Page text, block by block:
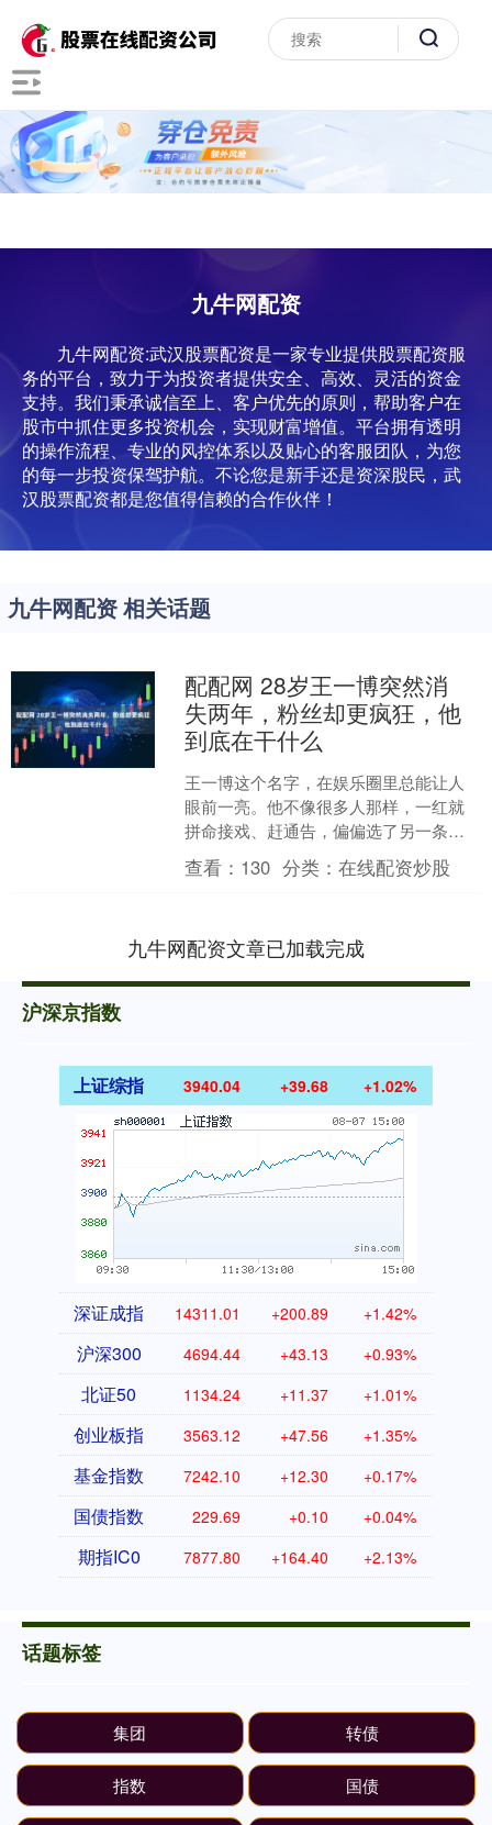
九牛网配资
九牛网配资:武汉股票配资是一家专业提供股票配资服
务的平台，致力于为投资者提供安全、高效、灵活的资金
支持。我们秉承诚信至上、客户优先的原则，帮助客户在
股市中抓住更多投资机会，实现财富增值。平台拥有透明
的操作流程、专业的风控体系以及贴心的客服团队，为您
的每一步投资保驾护航。不论您是新手还是资深股民，武
汉股票配资都是您值得信赖的合作伙伴！
九牛网配资 相关话题
配配网 28岁王一博突然消
失两年，粉丝却更疯狂，他
到底在干什么
王一博这个名字，在娱乐圈里总能让人
眼前一亮。他不像很多人那样，一红就
拼命接戏、赶通告，偏偏选了另一条
路，跑到野外去挑战自己。别人忙着在
镜头前露脸，他却在冰川上爬....
查看： 130 分类：在线配资炒股
九牛网配资文章已加载完成
沪深京指数
上证综指 3940.04 +39.68 +1.02%
深证成指 14311.01 +200.89 +1.42%
沪深300 4694.44 +43.13 +0.93%
北证50 1134.24 +11.37 +1.01%
创业板指 3563.12 +47.56 +1.35%
基金指数 7242.10 +12.30 +0.17%
国债指数 229.69 +0.10 +0.04%
期指IC0 7877.80 +164.40 +2.13%
话题标签
集团 转债
指数 国债